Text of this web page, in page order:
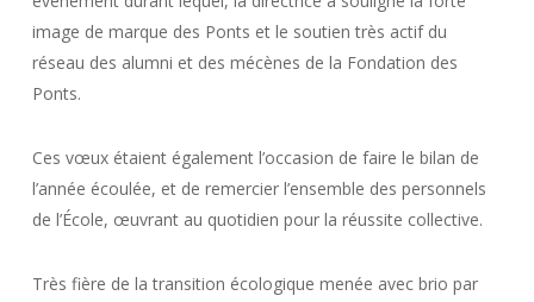
image de marque des Ponts et le soutien très actif du
réseau des alumni et des mécènes de la Fondation des
Ponts.
Ces vœux étaient également l’occasion de faire le bilan de
l’année écoulée, et de remercier l’ensemble des personnels
de l’École, œuvrant au quotidien pour la réussite collective.
Très fière de la transition écologique menée avec brio par